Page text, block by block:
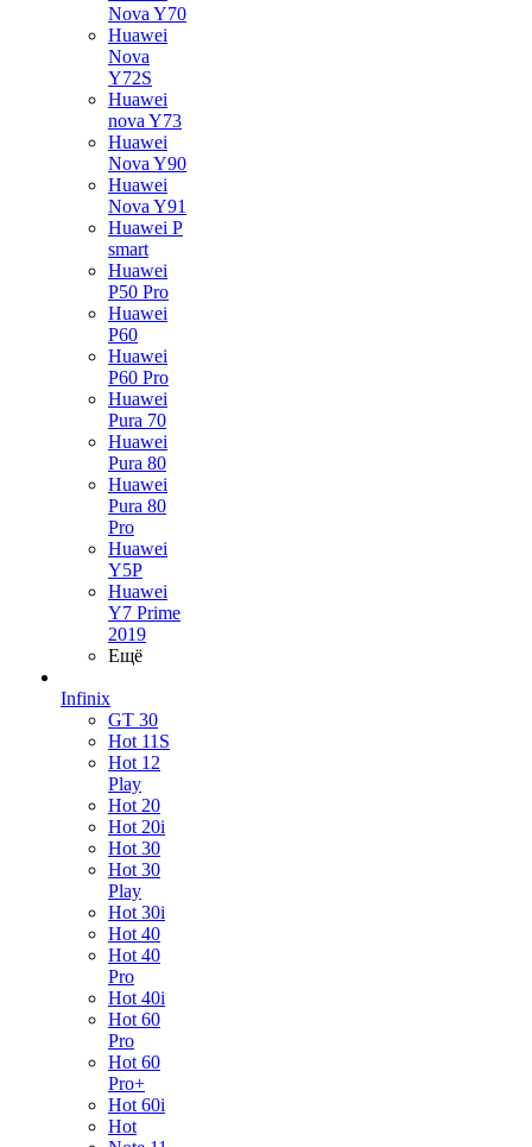
Nova Y70
Huawei
Nova
Y72S
Huawei
nova Y73
Huawei
Nova Y90
Huawei
Nova Y91
Huawei P
smart
Huawei
P50 Pro
Huawei
P60
Huawei
P60 Pro
Huawei
Pura 70
Huawei
Pura 80
Huawei
Pura 80
Pro
Huawei
Y5P
Huawei
Y7 Prime
2019
Ещё
Infinix
GT 30
Hot 11S
Hot 12
Play
Hot 20
Hot 20i
Hot 30
Hot 30
Play
Hot 30i
Hot 40
Hot 40
Pro
Hot 40i
Hot 60
Pro
Hot 60
Pro+
Hot 60i
Hot